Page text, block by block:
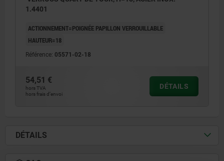
1.4401
ACTIONNEMENT=POIGNÉE PAPILLON VERROUILLABLE
HAUTEUR=18
Référence: 05571-02-18
54,51 €
hors TVA
hors frais d’envoi
DÉTAILS
DÉTAILS